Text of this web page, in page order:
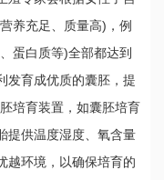
养充足、质量高)，例
蛋白质等)全部都达到
发育成优质的囊胚，提
培育装置，如囊胚培育
提供温度湿度、氧含量
越环境，以确保培育的